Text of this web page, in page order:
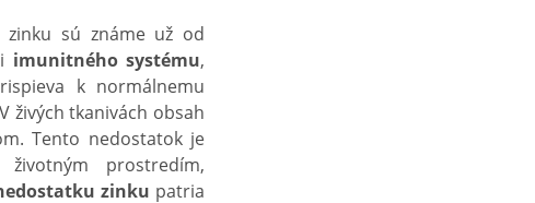
zinku sú známe už od
imunitného systému,
k normálnemu
živých tkanivách obsah
Tento nedostatok je
životným prostredím,
zinku patria